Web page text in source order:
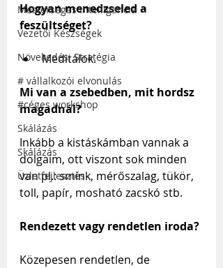
Mesterséges Intelligencia
Vezetői Készségek
Növekedési Stratégia
# vállalkozói elvonulás
#céges workshop
Skálázás
Skálázás
Üzletfejlesztés
Hogyan menedzseled a
feszültséget?
Meditálok.
Mi van a zsebedben, mit hordsz
magadnál?
Inkább a kistáskámban vannak a
dolgaim, ott viszont sok minden
van pl.: smink, mérőszalag, tükör,
toll, papír, mosható zacskó stb.
Rendezett vagy rendetlen iroda?
Közepesen rendetlen, de